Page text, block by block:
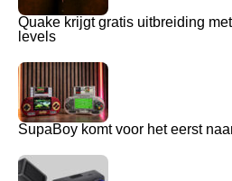
Quake krijgt gratis uitbreiding
levels
SupaBoy komt voor het eerst